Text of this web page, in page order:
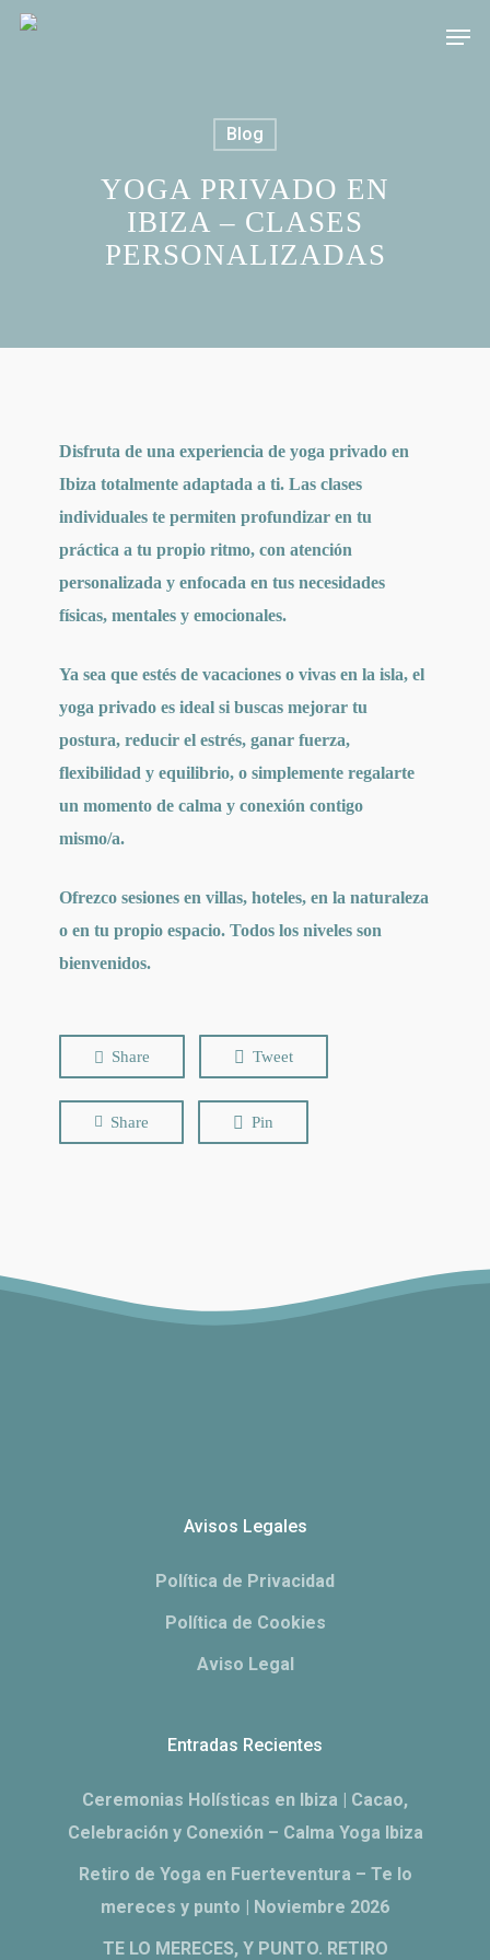
Skip
Menu
Blog
YOGA PRIVADO EN
IBIZA – CLASES
PERSONALIZADAS
Disfruta de una experiencia de yoga privado en
Ibiza totalmente adaptada a ti. Las clases
individuales te permiten profundizar en tu
práctica a tu propio ritmo, con atención
personalizada y enfocada en tus necesidades
físicas, mentales y emocionales.
Ya sea que estés de vacaciones o vivas en la isla, el
yoga privado es ideal si buscas mejorar tu
postura, reducir el estrés, ganar fuerza,
flexibilidad y equilibrio, o simplemente regalarte
un momento de calma y conexión contigo
mismo/a.
Ofrezco sesiones en villas, hoteles, en la naturaleza
o en tu propio espacio. Todos los niveles son
bienvenidos.
Share Tweet
Share Pin
Avisos Legales
Política de Privacidad
Política de Cookies
Aviso Legal
Entradas Recientes
Ceremonias Holísticas en Ibiza | Cacao,
Celebración y Conexión – Calma Yoga Ibiza
Retiro de Yoga en Fuerteventura – Te lo
mereces y punto | Noviembre 2026
TE LO MERECES, Y PUNTO. RETIRO